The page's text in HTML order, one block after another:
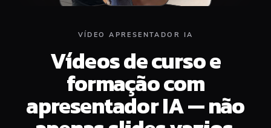
VÍDEO APRESENTADOR IA
Vídeos de curso e
formação com
apresentador IA — não